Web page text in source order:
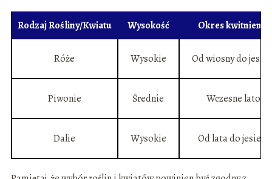
Rodzaj Rośliny/Kwiatu Wysokość Okres kwitnienia
Róże Wysokie Od wiosny do
Piwonie Średnie Wczesne lato
Dalie Wysokie Od lata do jesieni